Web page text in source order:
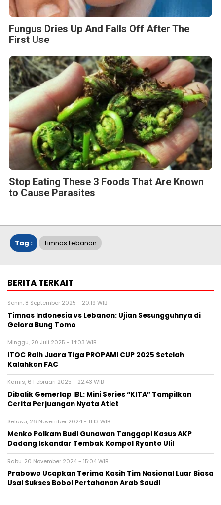
Fungus Dries Up And Falls Off After The
First Use
Stop Eating These 3 Foods That Are Known
to Cause Parasites
Tag : Timnas Lebanon
BERITA TERKAIT
Senin, 8 September 2025 - 20:19 WIB
Timnas Indonesia vs Lebanon: Ujian Sesungguhnya di
Gelora Bung Tomo
Minggu, 20 Juli 2025 - 14:03 WIB
ITOC Raih Juara Tiga PROPAMI CUP 2025 Setelah
Kalahkan FAC
Kamis, 6 Februari 2025 - 22:43 WIB
Dibalik Gemerlap IBL: Mini Series “KITA” Tampilkan
Cerita Perjuangan Nyata Atlet
Selasa, 26 November 2024 - 11:13 WIB
Menko Polkam Budi Gunawan Tanggapi Kasus AKP
Dadang Iskandar Tembak Kompol Ryanto Ulil
Rabu, 20 November 2024 - 15:04 WIB
Prabowo Ucapkan Terima Kasih Tim Nasional Luar Biasa
Usai Sukses Bobol Pertahanan Arab Saudi